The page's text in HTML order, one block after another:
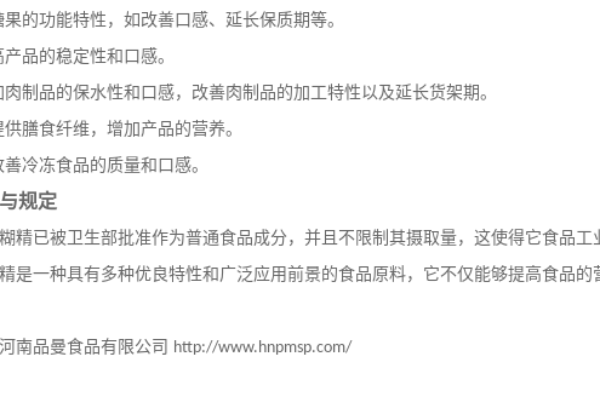
果的功能特性，如改善口感、延长保质期等。
品的稳定性和口感。
肉制品的保水性和口感，改善肉制品的加工特性以及延长货架期。
膳食纤维，增加产品的营养。
冷冻食品的质量和口感。
规定
精已被卫生部批准作为普通食品成分，并且不限制其摄取量，这使得它食品工
是一种具有多种优良特性和广泛应用前景的食品原料，它不仅能够提高食品
南品曼食品有限公司 http://www.hnpmsp.com/